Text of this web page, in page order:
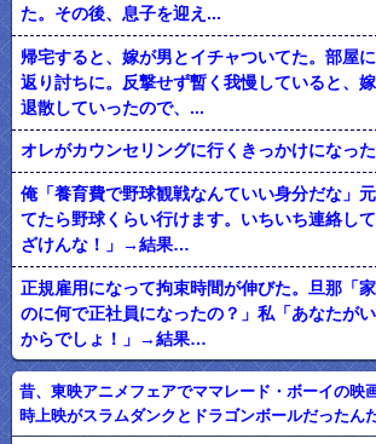
た。その後、息子を迎え...
帰宅すると、嫁が男とイチャついてた。部屋
返り討ちに。反撃せず暫く我慢していると、
退散していったので、...
オレがカウンセリングに行くきっかけになっ
俺「養育費で野球観戦なんていい身分だな」
てたら野球くらい行けます。いちいち連絡し
ざけんな！」→結果…
正規雇用になって拘束時間が伸びた。旦那「
のに何で正社員になったの？」私「あなたが
からでしょ！」→結果…
昔、東映アニメフェアでママレード・ボーイの映
時上映がスラムダンクとドラゴンボールだったん